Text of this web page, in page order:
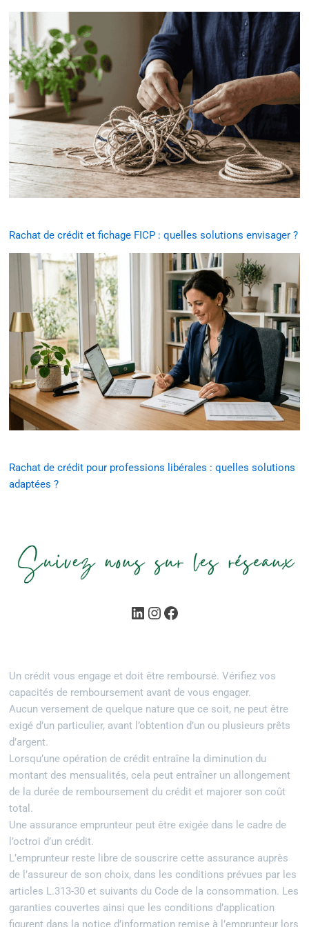
Rachat de crédit et fichage FICP : quelles solutions envisager ?
Rachat de crédit pour professions libérales : quelles solutions
adaptées ?
Un crédit vous engage et doit être remboursé. Vérifiez vos
capacités de remboursement avant de vous engager.
Aucun versement de quelque nature que ce soit, ne peut être
exigé d’un particulier, avant l’obtention d’un ou plusieurs prêts
d’argent.
Lorsqu’une opération de crédit entraîne la diminution du
montant des mensualités, cela peut entraîner un allongement
de la durée de remboursement du crédit et majorer son coût
total.
Une assurance emprunteur peut être exigée dans le cadre de
l’octroi d’un crédit.
L’emprunteur reste libre de souscrire cette assurance auprès
de l’assureur de son choix, dans les conditions prévues par les
articles L.313-30 et suivants du Code de la consommation. Les
garanties couvertes ainsi que les conditions d’application
figurent dans la notice d’information remise à l’emprunteur lors